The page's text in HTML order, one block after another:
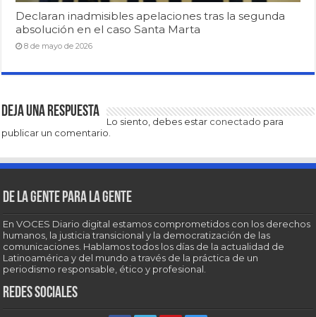
Declaran inadmisibles apelaciones tras la segunda
absolución en el caso Santa Marta
8 de mayo de 2026
Deja una respuesta
Lo siento, debes estar conectado para
publicar un comentario.
De la gente para la gente
En VOCES Diario digital estamos comprometidos con los derechos
humanos, la justicia transicional y la democratización de las
comunicaciones. Hablamos todos los días de la actualidad de
Latinoamérica y del mundo a través de la práctica de un
periodismo responsable, ético y profesional.
Redes sociales